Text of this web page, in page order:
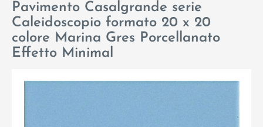
Pavimento Casalgrande serie
Caleidoscopio formato 20 x 20
colore Marina Gres Porcellanato
Effetto Minimal